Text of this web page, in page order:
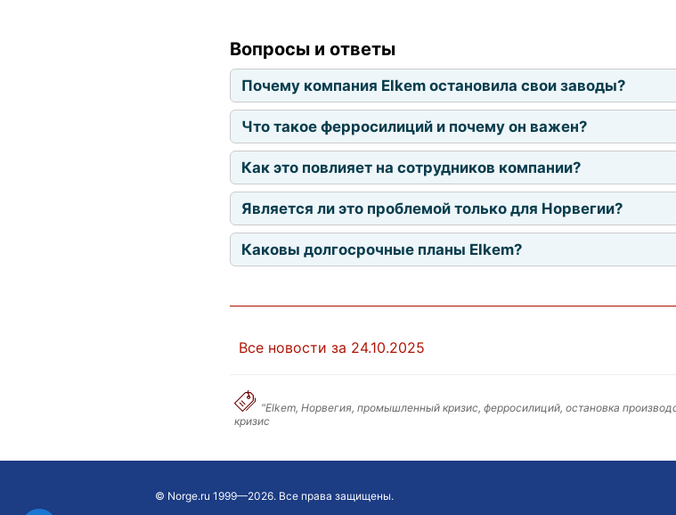
Вопросы и ответы
Почему компания Elkem остановила свои заводы?
Что такое ферросилиций и почему он важен?
Как это повлияет на сотрудников компании?
Является ли это проблемой только для Норвегии?
Каковы долгосрочные планы Elkem?
Все новости за 24.10.2025
"Elkem, Норвегия, промышленный кризис, ферросилиций, остановка
кризис
© Norge.ru 1999—2026. Все права защищены.